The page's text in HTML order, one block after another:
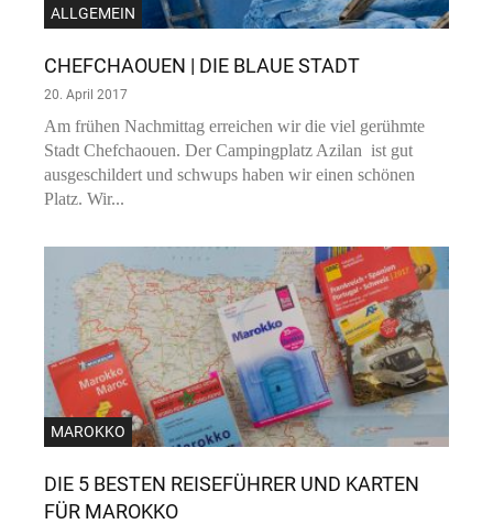
ALLGEMEIN
CHEFCHAOUEN | DIE BLAUE STADT
20. April 2017
Am frühen Nachmittag erreichen wir die viel gerühmte
Stadt Chefchaouen. Der Campingplatz Azilan ist gut
ausgeschildert und schwups haben wir einen schönen
Platz. Wir...
MAROKKO
DIE 5 BESTEN REISEFÜHRER UND KARTEN
FÜR MAROKKO